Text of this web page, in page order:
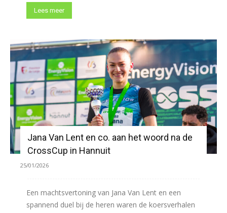
Lees meer
Jana Van Lent en co. aan het woord na de
CrossCup in Hannuit
25/01/2026
Een machtsvertoning van Jana Van Lent en een
spannend duel bij de heren waren de koersverhalen